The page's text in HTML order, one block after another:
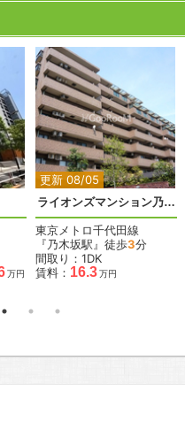
2
万円
更新 08/05
2
ライオンズマンション乃木坂
東京メトロ千代田線
『乃木坂駅』徒歩3分
間取り：1DK
賃料： 16.3万円